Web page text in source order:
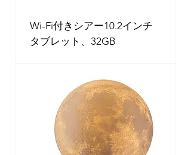
Wi-Fi付きシアー10.2インチ
タブレット、32GB